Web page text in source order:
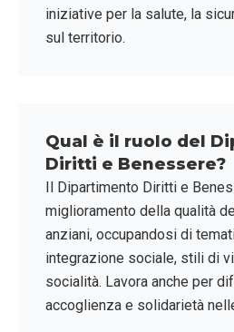
iniziative per la salute, la
sul territorio.
Qual è il ruolo del
Diritti e Benessere?
Il Dipartimento Diritti e
miglioramento della qualità
anziani, occupandosi di
integrazione sociale, stili di
socialità. Lavora anche per
accoglienza e solidarietà